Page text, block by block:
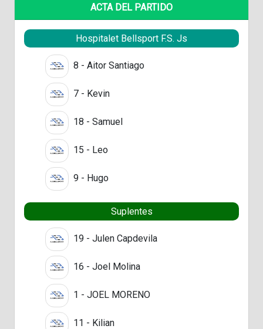
ACTA DEL PARTIDO
Hospitalet Bellsport F.S. Js
8 - Aitor Santiago
7 - Kevin
18 - Samuel
15 - Leo
9 - Hugo
Suplentes
19 - Julen Capdevila
16 - Joel Molina
1 - JOEL MORENO
11 - Kilian